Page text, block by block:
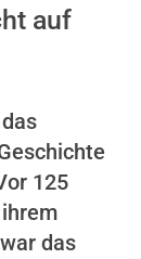
auf
125
das